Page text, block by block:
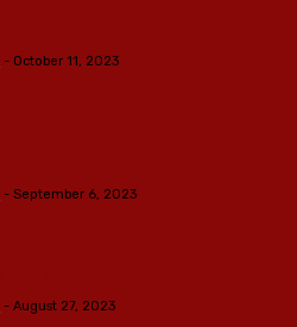
- October 11, 2023
- September 6, 2023
- August 27, 2023